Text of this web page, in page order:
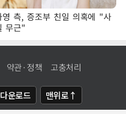
영 측, 증조부 친일 의혹에 "사
무근"
약관·정책 고충처리
운로드 맨위로↑